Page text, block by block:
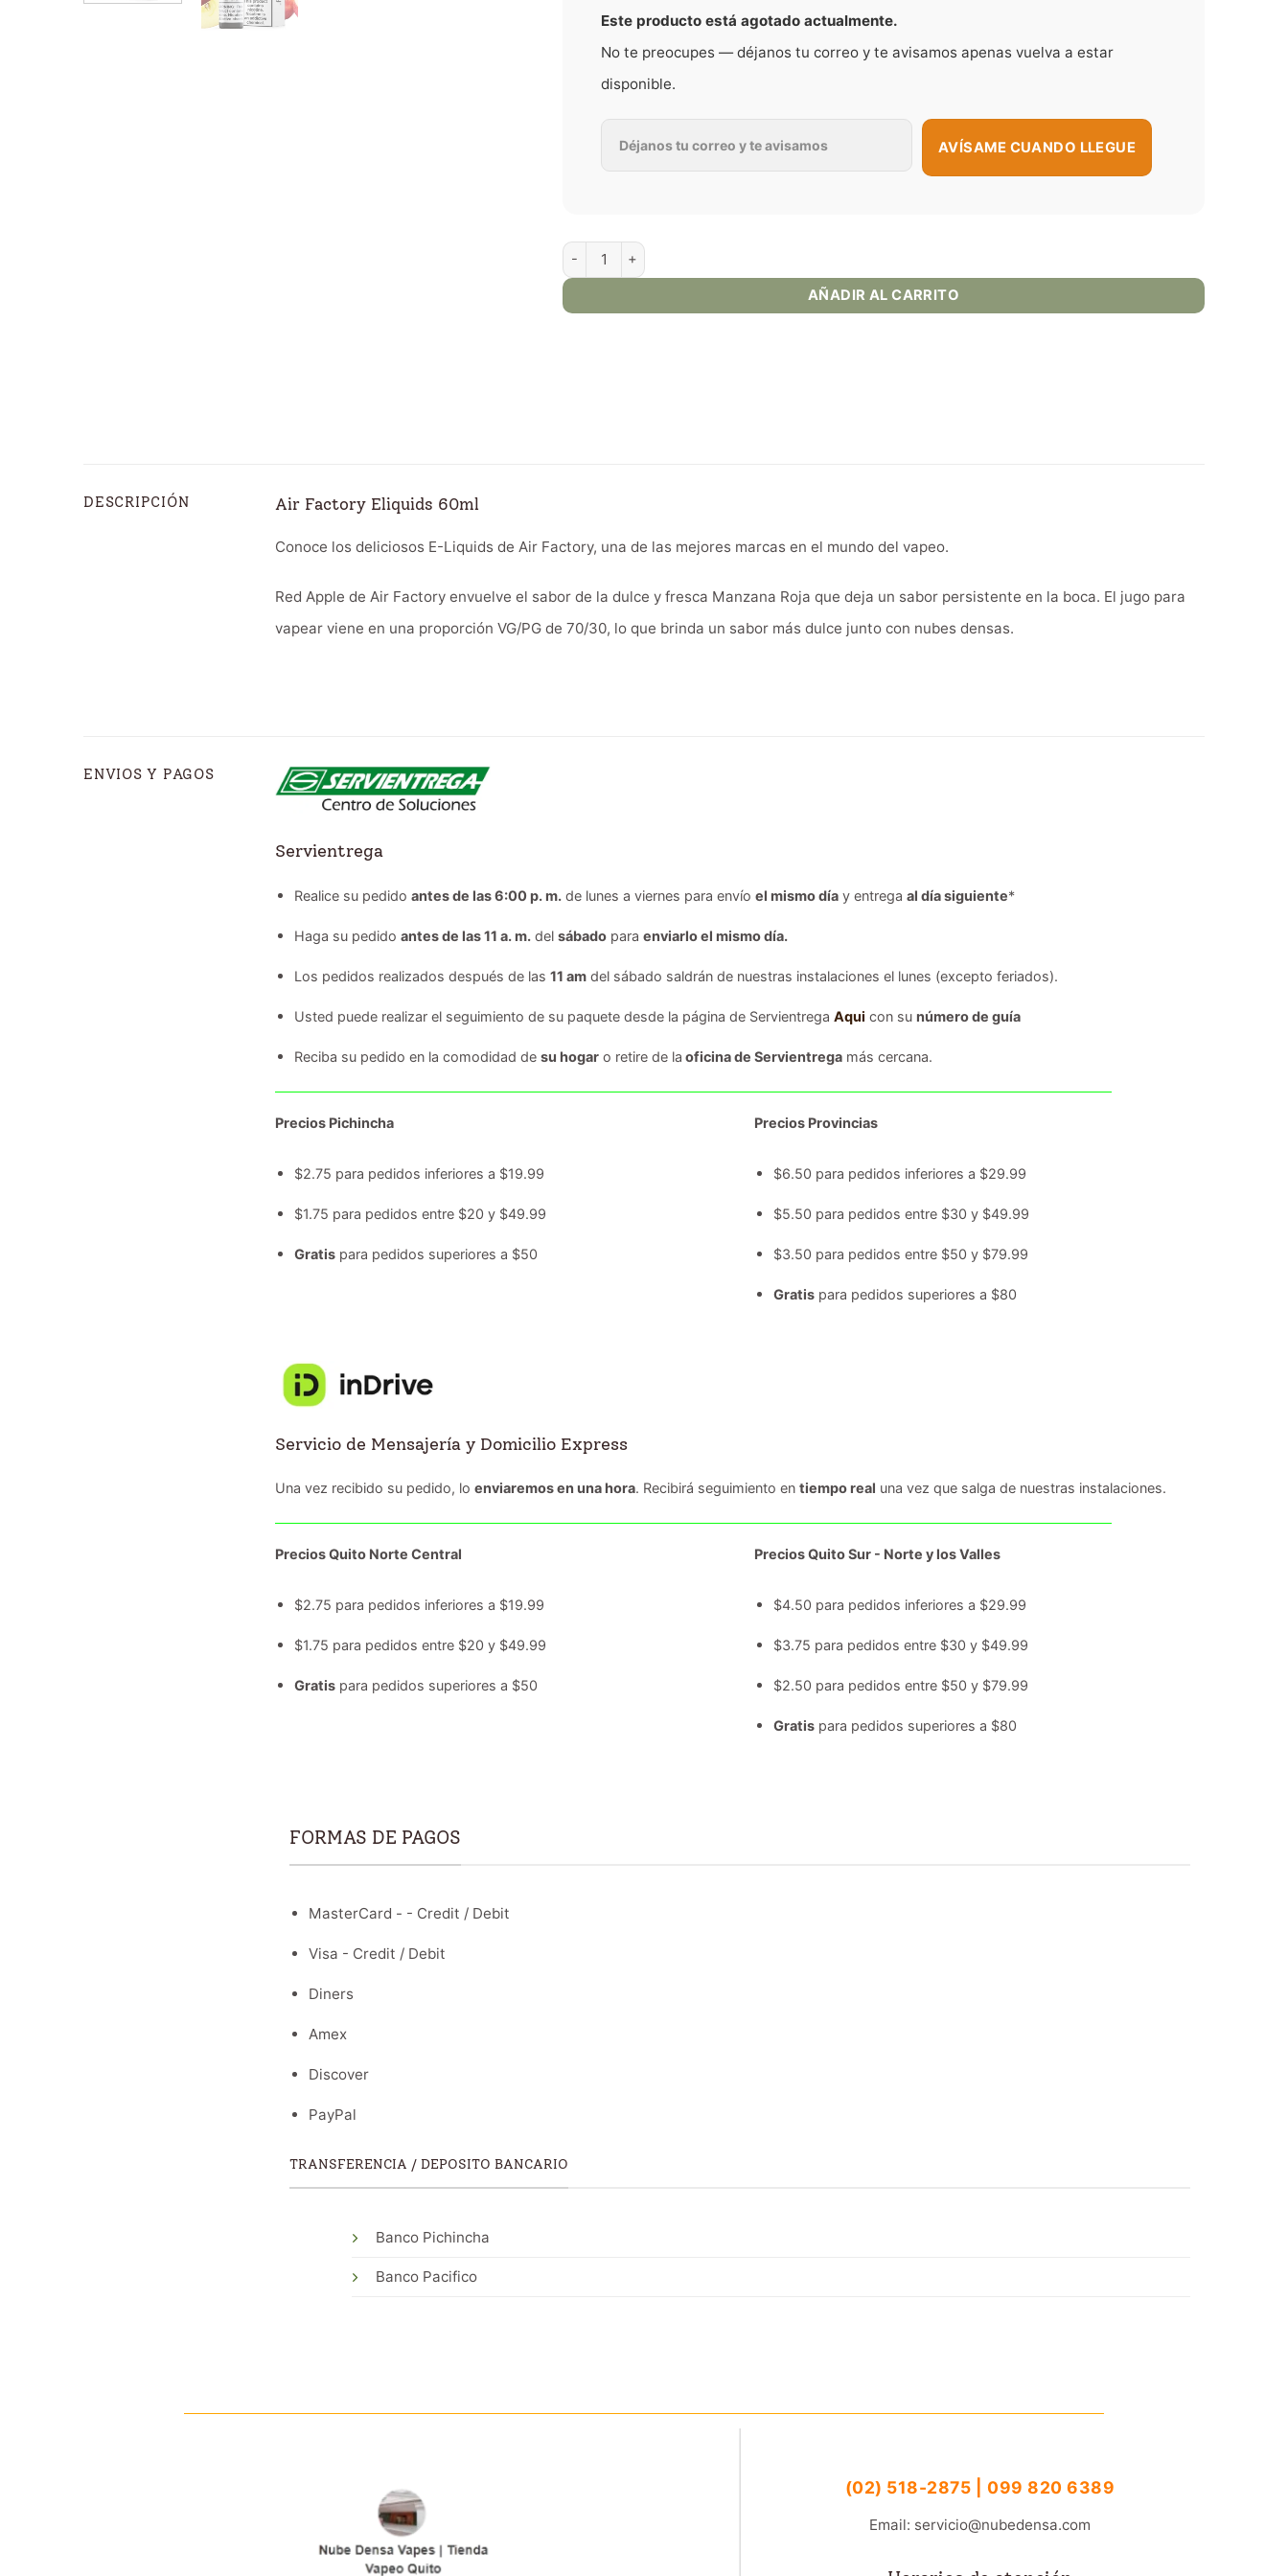
Este producto está agotado actualmente.
No te preocupes — déjanos tu correo y te avisamos apenas vuelva a estar
disponible.
AVÍSAME CUANDO LLEGUE
Air Factory Red Apple E-Juice 60ml cantidad
AÑADIR AL CARRITO
DESCRIPCIÓN Air Factory Eliquids 60ml
Conoce los deliciosos E-Liquids de Air Factory, una de las mejores marcas en el mundo del vapeo.
Red Apple de Air Factory envuelve el sabor de la dulce y fresca Manzana Roja que deja un sabor persistente en la boca. El jugo para
vapear viene en una proporción VG/PG de 70/30, lo que brinda un sabor más dulce junto con nubes densas.
ENVIOS Y PAGOS
Servientrega
Realice su pedido antes de las 6:00 p. m.de lunes a viernes para envío el mismo díay entrega al día siguiente*
Haga su pedido antes de las 11 a. m.del sábadopara enviarlo el mismo día.
Los pedidos realizados después de las 11 amdel sábado saldrán de nuestras instalaciones el lunes (excepto feriados).
Usted puede realizar el seguimiento de su paquete desde la página de Servientrega Aqui con su número de guía
Reciba su pedido en la comodidad de su hogaro retire de la oficina de Servientregamás cercana.
Precios Pichincha
$2.75 para pedidos inferiores a $19.99
$1.75 para pedidos entre $20 y $49.99
Gratispara pedidos superiores a $50
Precios Provincias
$6.50 para pedidos inferiores a $29.99
$5.50 para pedidos entre $30 y $49.99
$3.50 para pedidos entre $50 y $79.99
Gratispara pedidos superiores a $80
Servicio de Mensajería y Domicilio Express
Una vez recibido su pedido, lo enviaremos en una hora. Recibirá seguimiento en tiempo real una vez que salga de nuestras instalaciones.
Precios Quito Norte Central
$2.75 para pedidos inferiores a $19.99
$1.75 para pedidos entre $20 y $49.99
Gratispara pedidos superiores a $50
Precios Quito Sur - Norte y los Valles
$4.50 para pedidos inferiores a $29.99
$3.75 para pedidos entre $30 y $49.99
$2.50 para pedidos entre $50 y $79.99
Gratispara pedidos superiores a $80
FORMAS DE PAGOS
MasterCard - - Credit / Debit
Visa - Credit / Debit
Diners
Amex
Discover
PayPal
TRANSFERENCIA / DEPOSITO BANCARIO
Banco Pichincha
Banco Pacifico
(02) 518-2875 | 099 820 6389
Email: servicio@nubedensa.com